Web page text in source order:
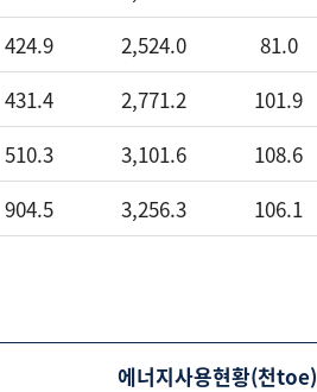
424.9 2,524.0 81.0
431.4 2,771.2 101.9
510.3 3,101.6 108.6
904.5 3,256.3 106.1
에너지사용현황(천toe)